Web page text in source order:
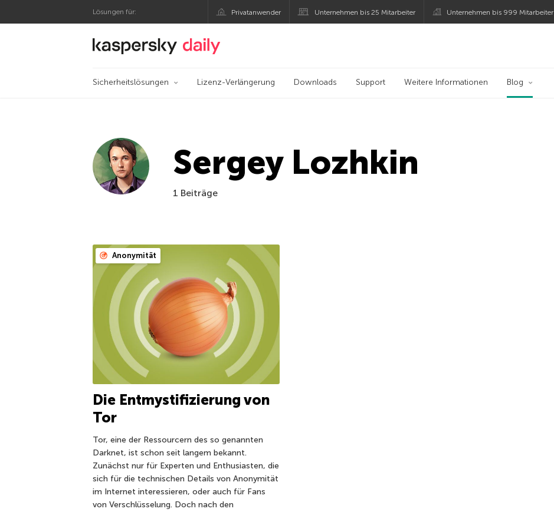
Lösungen für: Privatanwender Unternehmen bis 25 Mitarbeiter Unternehmen bis 999 Mitarbeiter
Offizieller Blog von Kaspersky
Sicherheitslösungen Lizenz-Verlängerung Downloads Support Weitere Informationen Blog
Sergey Lozhkin
1 Beiträge
Anonymität
Die Entmystifizierung von
Tor
Tor, eine der Ressourcern des so genannten
Darknet, ist schon seit langem bekannt.
Zunächst nur für Experten und Enthusiasten, die
sich für die technischen Details von Anonymität
im Internet interessieren, oder auch für Fans
von Verschlüsselung. Doch nach den